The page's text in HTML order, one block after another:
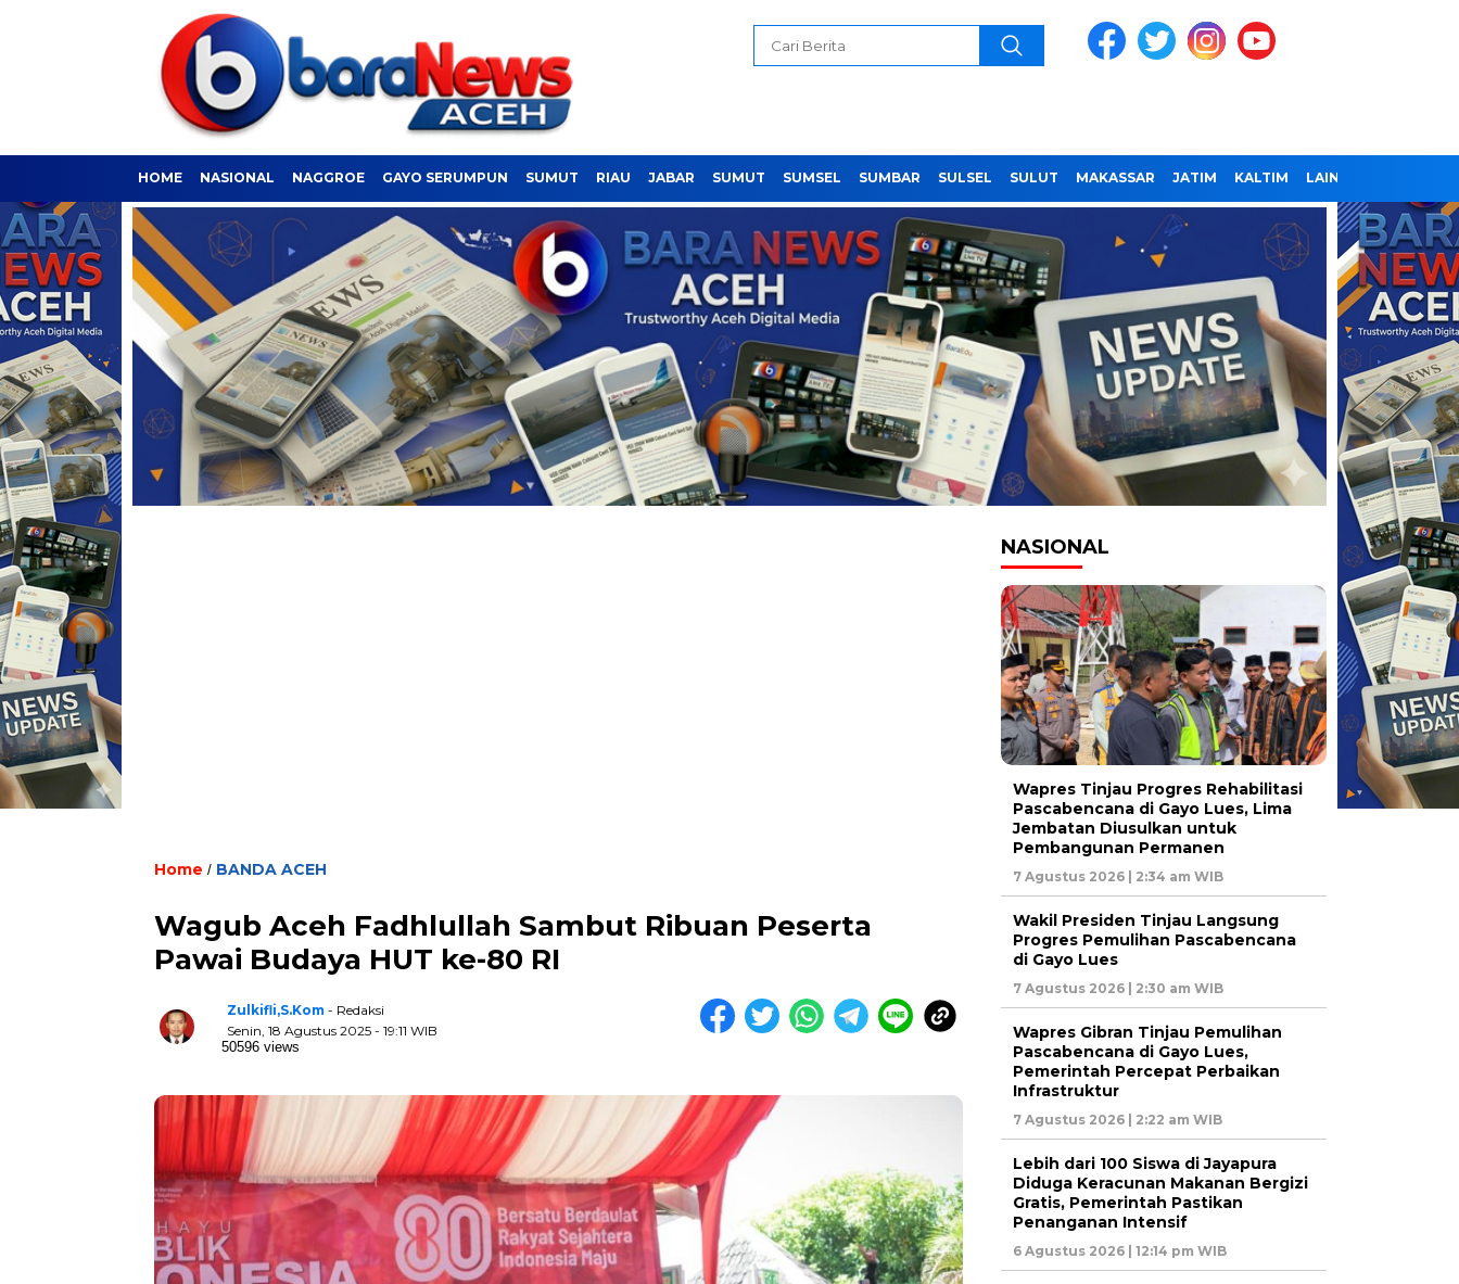
HOME NASIONAL NAGGROE GAYO SERUMPUN SUMUT RIAU JABAR SUMUT SUMSEL SUMBAR SULSEL SULUT MAKASSAR JATIM KALTIM LAINNYA
Home / BANDA ACEH
Wagub Aceh Fadhlullah Sambut Ribuan Peserta
Pawai Budaya HUT ke-80 RI
Zulkifli,S.Kom - Redaksi
Senin, 18 Agustus 2025 - 19:11 WIB
50596 views
NASIONAL
Wapres Tinjau Progres Rehabilitasi
Pascabencana di Gayo Lues, Lima
Jembatan Diusulkan untuk
Pembangunan Permanen
7 Agustus 2026 | 2:34 am WIB
Wakil Presiden Tinjau Langsung
Progres Pemulihan Pascabencana
di Gayo Lues
7 Agustus 2026 | 2:30 am WIB
Wapres Gibran Tinjau Pemulihan
Pascabencana di Gayo Lues,
Pemerintah Percepat Perbaikan
Infrastruktur
7 Agustus 2026 | 2:22 am WIB
Lebih dari 100 Siswa di Jayapura
Diduga Keracunan Makanan Bergizi
Gratis, Pemerintah Pastikan
Penanganan Intensif
6 Agustus 2026 | 12:14 pm WIB